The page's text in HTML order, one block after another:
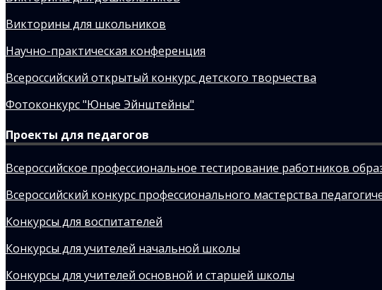
Викторины для школьников
Научно-практическая конференция
Всероссийский открытый конкурс детского творчества
Фотоконкурс "Юные Эйнштейны"
Проекты для педагогов
Всероссийское профессиональное тестирование работников
Всероссийский конкурс профессионального мастерства
Конкурсы для воспитателей
Конкурсы для учителей начальной школы
Конкурсы для учителей основной и старшей школы